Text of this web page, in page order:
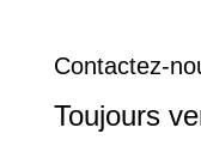
Contactez-
Toujours